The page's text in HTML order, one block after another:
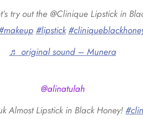
try out the @Clinique Lipstick in
#lipstick
♬ original sound – Munera
@alinatulah
Almost Lipstick in Black Honey!